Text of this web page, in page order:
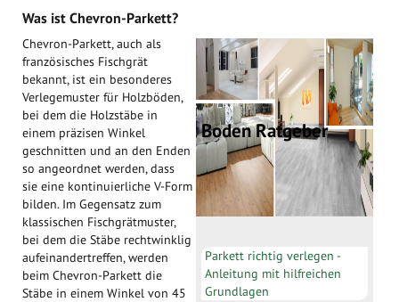
Was ist Chevron-Parkett?
Boden Ratgeber
Parkett richtig verlegen -
Anleitung mit hilfreichen
Grundlagen
Chevron-Parkett, auch als
französisches Fischgrät
bekannt, ist ein besonderes
Verlegemuster für Holzböden,
bei dem die Holzstäbe in
einem präzisen Winkel
geschnitten und an den Enden
so angeordnet werden, dass
sie eine kontinuierliche V-Form
bilden. Im Gegensatz zum
klassischen Fischgrätmuster,
bei dem die Stäbe rechtwinklig
aufeinandertreffen, werden
beim Chevron-Parkett die
Stäbe in einem Winkel von 45